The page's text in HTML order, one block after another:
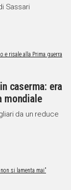
Sassari
caserma: era
mondiale
da un reduce